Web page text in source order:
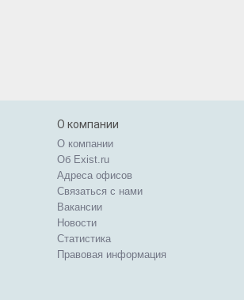
О компании
О компании
Об Exist.ru
Адреса офисов
Связаться с нами
Вакансии
Новости
Статистика
Правовая информация